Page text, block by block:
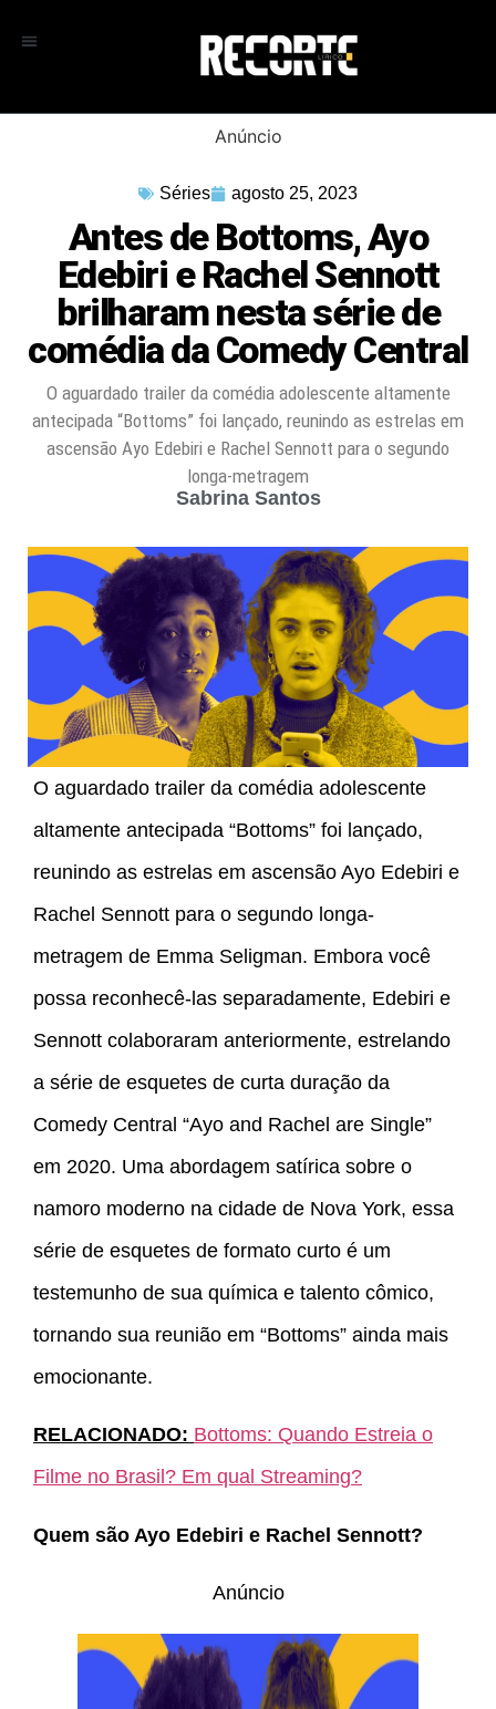
Anúncio
Séries agosto 25, 2023
Antes de Bottoms, Ayo
Edebiri e Rachel Sennott
brilharam nesta série de
comédia da Comedy Central
O aguardado trailer da comédia adolescente altamente
antecipada “Bottoms” foi lançado, reunindo as estrelas em
ascensão Ayo Edebiri e Rachel Sennott para o segundo
longa-metragem
Sabrina Santos
O aguardado trailer da comédia adolescente
altamente antecipada “Bottoms” foi lançado,
reunindo as estrelas em ascensão Ayo Edebiri e
Rachel Sennott para o segundo longa-
metragem de Emma Seligman. Embora você
possa reconhecê-las separadamente, Edebiri e
Sennott colaboraram anteriormente, estrelando
a série de esquetes de curta duração da
Comedy Central “Ayo and Rachel are Single”
em 2020. Uma abordagem satírica sobre o
namoro moderno na cidade de Nova York, essa
série de esquetes de formato curto é um
testemunho de sua química e talento cômico,
tornando sua reunião em “Bottoms” ainda mais
emocionante.
RELACIONADO: Bottoms: Quando Estreia o
Filme no Brasil? Em qual Streaming?
Quem são Ayo Edebiri e Rachel Sennott?
Anúncio